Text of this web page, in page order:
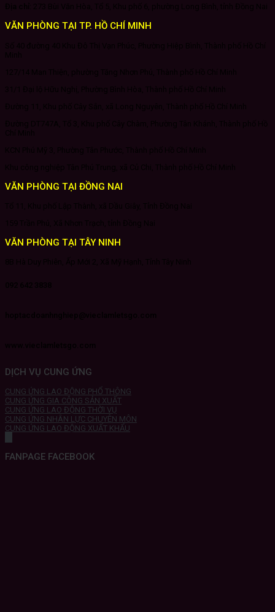
VĂN PHÒNG TẠI TP. HỒ CHÍ MINH
VĂN PHÒNG TẠI ĐỒNG NAI
VĂN PHÒNG TẠI TÂY NINH
DỊCH VỤ CUNG ỨNG
CUNG ỨNG LAO ĐỘNG PHỔ THÔNG
CUNG ỨNG GIA CÔNG SẢN XUẤT
CUNG ỨNG LAO ĐỘNG THỜI VỤ
CUNG ỨNG NHÂN LỰC CHUYÊN MÔN
CUNG ỨNG LAO ĐỘNG XUẤT KHẨU
FANPAGE FACEBOOK